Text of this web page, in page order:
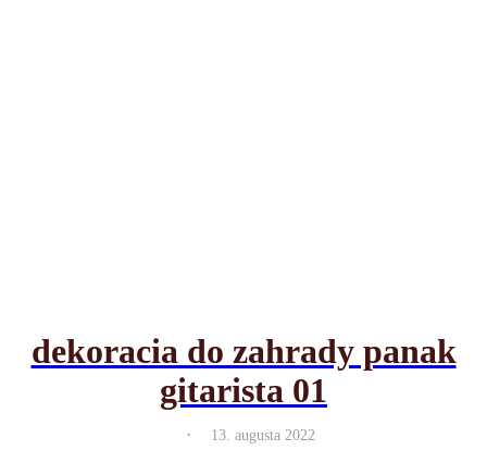
dekoracia do zahrady panak
gitarista 01
. 13. augusta 2022